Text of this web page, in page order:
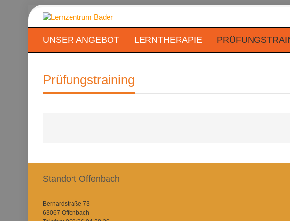
UNSER ANGEBOT LERNTHERAPIE
Prüfungstraining
Standort Offenbach
Bernardstraße 73
63067 Offenbach